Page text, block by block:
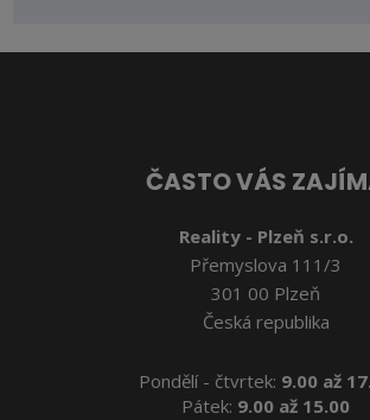
ČASTO VÁS
Reality - Plzeň s.r.o.
Přemyslova 111/3
301 00 Plzeň
Česká republika
Pondělí - čtvrtek: 9.00 až
Pátek: 9.00 až 15.00